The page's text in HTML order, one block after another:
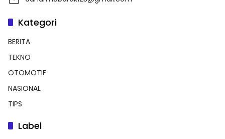
Kategori
BERITA
TEKNO
OTOMOTIF
NASIONAL
TIPS
Label